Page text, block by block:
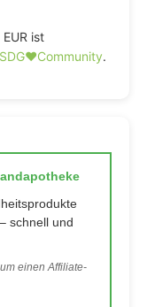
ist
SDG♥️Community.
schnell und
einen Affiliate-